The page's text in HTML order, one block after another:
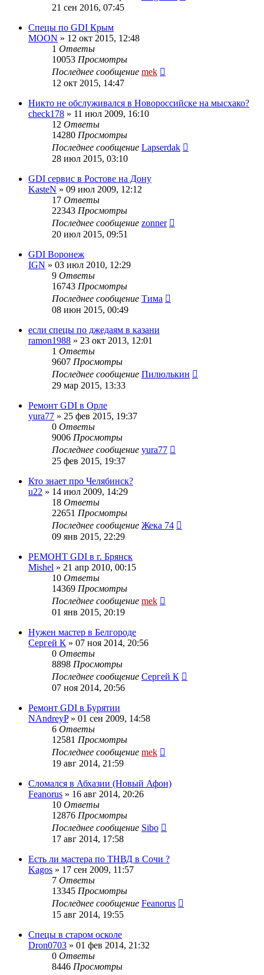
21 сен 2016, 07:45
Спецы по GDI Крым
MOON » 12 окт 2015, 12:48
1 Ответы
10053 Просмотры
Последнее сообщение mek
12 окт 2015, 14:47
Никто не обслуживался в Новороссийске на мысхако?
check178 » 11 июл 2009, 16:10
12 Ответы
14280 Просмотры
Последнее сообщение Lapserdak
28 июл 2015, 03:10
GDI сервис в Ростове на Дону
KasteN » 09 июл 2009, 12:12
17 Ответы
22343 Просмотры
Последнее сообщение zonner
20 июл 2015, 09:51
GDI Воронеж
IGN » 03 июл 2010, 12:29
9 Ответы
16743 Просмотры
Последнее сообщение Тимa
08 июн 2015, 00:49
если спецы по джедаям в казани
ramon1988 » 23 окт 2013, 12:01
1 Ответы
9607 Просмотры
Последнее сообщение Пилюлькин
29 мар 2015, 13:33
Ремонт GDI в Орле
yura77 » 25 фев 2015, 19:37
0 Ответы
9006 Просмотры
Последнее сообщение yura77
25 фев 2015, 19:37
Кто знает про Челябинск?
u22 » 14 июл 2009, 14:29
18 Ответы
22651 Просмотры
Последнее сообщение Жека 74
09 янв 2015, 22:29
РЕМОНТ GDI в г. Брянск
Mishel » 21 апр 2010, 00:15
10 Ответы
14369 Просмотры
Последнее сообщение mek
01 янв 2015, 20:19
Нужен мастер в Белгороде
Сергей К » 07 ноя 2014, 20:56
0 Ответы
8898 Просмотры
Последнее сообщение Сергей К
07 ноя 2014, 20:56
Ремонт GDI в Бурятии
NAndreyP» 01 сен 2009, 14:58
6 Ответы
12581 Просмотры
Последнее сообщение mek
19 авг 2014, 21:59
Сломался в Абхазии (Новый Афон)
Feanorus » 16 авг 2014, 20:26
10 Ответы
12876 Просмотры
Последнее сообщение Sibo
17 авг 2014, 17:58
Есть ли мастера по ТНВД в Сочи ?
Kagos » 17 сен 2009, 11:57
7 Ответы
13345 Просмотры
Последнее сообщение Feanorus
15 авг 2014, 19:55
Спецы в старом осколе
Dron0703 » 01 фев 2014, 21:32
0 Ответы
8446 Просмотры